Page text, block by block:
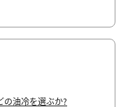
の油冷を選ぶか?